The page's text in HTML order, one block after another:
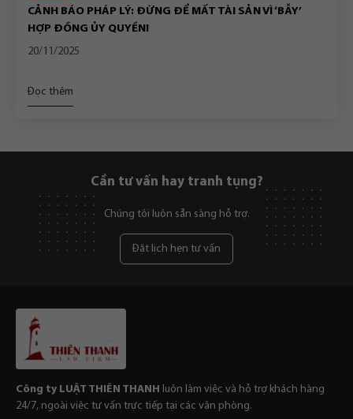
CẢNH BÁO PHÁP LÝ: ĐỪNG ĐỂ MẤT TÀI SẢN VÌ ‘BẪY’
HỢP ĐỒNG ỦY QUYỀN!
20/11/2025
Đọc thêm
Cần tư vấn hay tranh tụng?
Chúng tôi luôn sẵn sàng hỗ trợ.
Đặt lịch hẹn tư vấn
Công ty LUẬT THIÊN THANH
luôn làm viêc và hỗ trợ khách hàng
24/7, ngoài việc tư vấn trực tiếp tại các văn phòng.